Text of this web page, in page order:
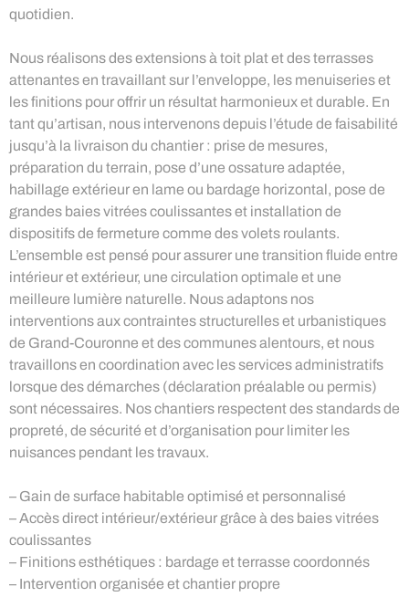
quotidien.
Nous réalisons des extensions à toit plat et des terrasses
attenantes en travaillant sur l’enveloppe, les menuiseries et
les finitions pour offrir un résultat harmonieux et durable. En
tant qu’artisan, nous intervenons depuis l’étude de faisabilité
jusqu’à la livraison du chantier : prise de mesures,
préparation du terrain, pose d’une ossature adaptée,
habillage extérieur en lame ou bardage horizontal, pose de
grandes baies vitrées coulissantes et installation de
dispositifs de fermeture comme des volets roulants.
L’ensemble est pensé pour assurer une transition fluide entre
intérieur et extérieur, une circulation optimale et une
meilleure lumière naturelle. Nous adaptons nos
interventions aux contraintes structurelles et urbanistiques
de Grand-Couronne et des communes alentours, et nous
travaillons en coordination avec les services administratifs
lorsque des démarches (déclaration préalable ou permis)
sont nécessaires. Nos chantiers respectent des standards de
propreté, de sécurité et d’organisation pour limiter les
nuisances pendant les travaux.
– Gain de surface habitable optimisé et personnalisé
– Accès direct intérieur/extérieur grâce à des baies vitrées
coulissantes
– Finitions esthétiques : bardage et terrasse coordonnés
– Intervention organisée et chantier propre